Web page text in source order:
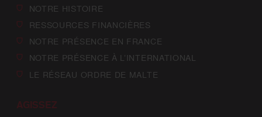
NOTRE HISTOIRE
RESSOURCES FINANCIÈRES
NOTRE PRÉSENCE EN FRANCE
NOTRE PRÉSENCE À L’INTERNATIONAL
LE RÉSEAU ORDRE DE MALTE
AGISSEZ